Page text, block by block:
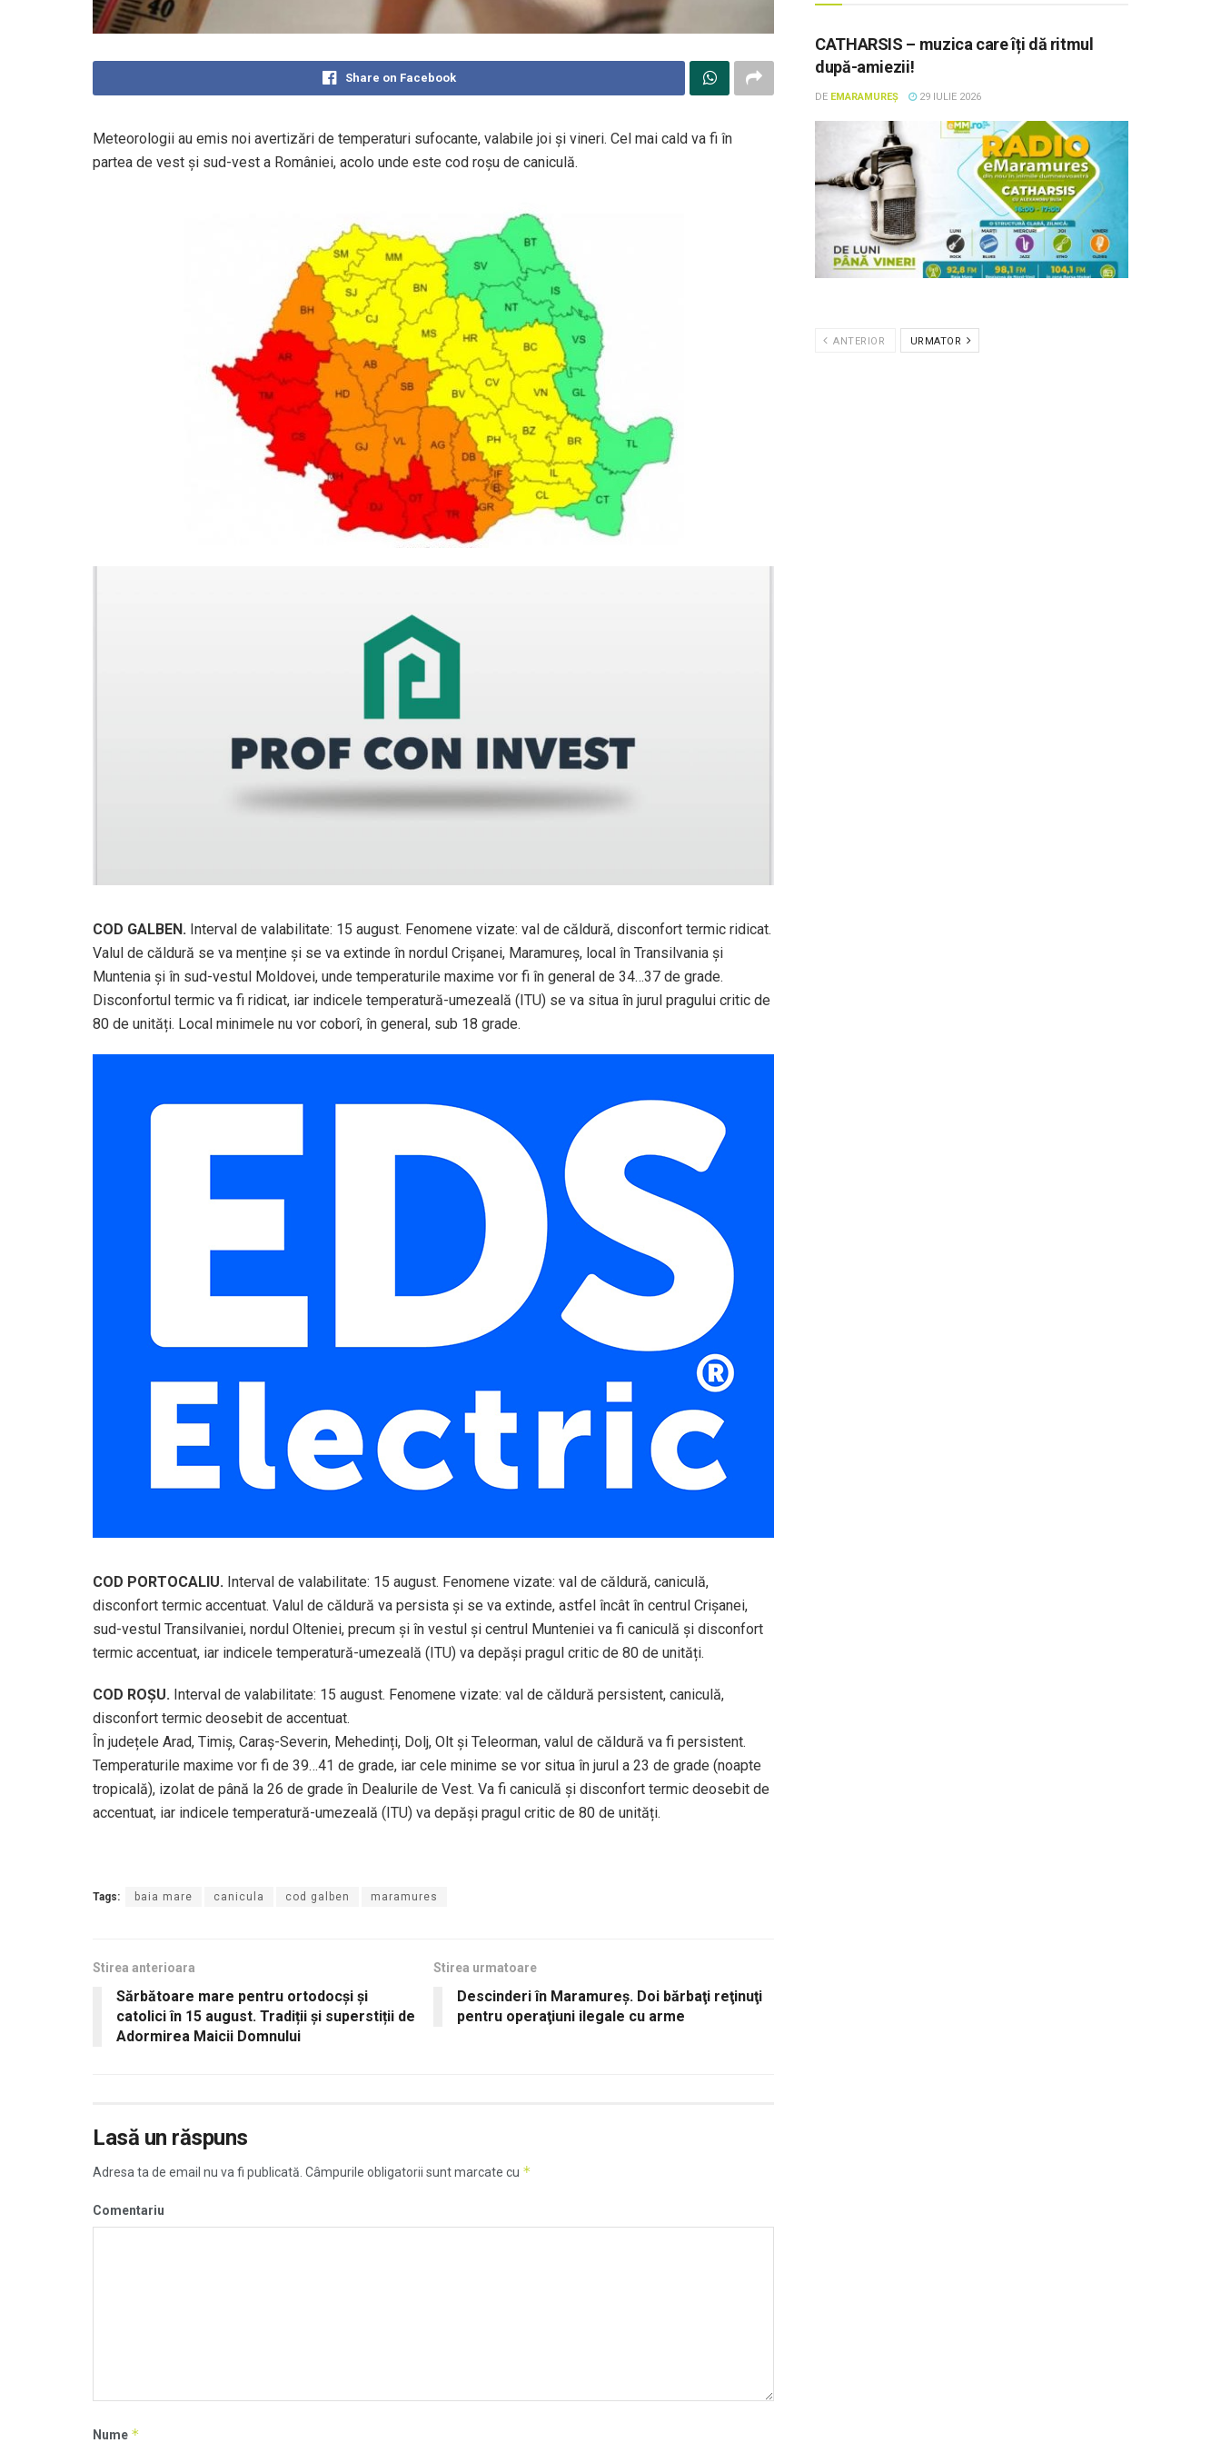
Share on Facebook
Meteorologii au emis noi avertizări de temperaturi sufocante, valabile joi și vineri. Cel mai cald va fi în
partea de vest și sud-vest a României, acolo unde este cod roșu de caniculă.
COD GALBEN. Interval de valabilitate: 15 august. Fenomene vizate: val de căldură, disconfort termic ridicat.
Valul de căldură se va menține și se va extinde în nordul Crișanei, Maramureș, local în Transilvania și
Muntenia și în sud-vestul Moldovei, unde temperaturile maxime vor fi în general de 34…37 de grade.
Disconfortul termic va fi ridicat, iar indicele temperatură-umezeală (ITU) se va situa în jurul pragului critic de
80 de unități. Local minimele nu vor coborî, în general, sub 18 grade.
COD PORTOCALIU. Interval de valabilitate: 15 august. Fenomene vizate: val de căldură, caniculă,
disconfort termic accentuat. Valul de căldură va persista și se va extinde, astfel încât în centrul Crișanei,
sud-vestul Transilvaniei, nordul Olteniei, precum și în vestul și centrul Munteniei va fi caniculă și disconfort
termic accentuat, iar indicele temperatură-umezeală (ITU) va depăși pragul critic de 80 de unități.
COD ROȘU. Interval de valabilitate: 15 august. Fenomene vizate: val de căldură persistent, caniculă,
disconfort termic deosebit de accentuat.
În județele Arad, Timiș, Caraș-Severin, Mehedinți, Dolj, Olt și Teleorman, valul de căldură va fi persistent.
Temperaturile maxime vor fi de 39…41 de grade, iar cele minime se vor situa în jurul a 23 de grade (noapte
tropicală), izolat de până la 26 de grade în Dealurile de Vest. Va fi caniculă și disconfort termic deosebit de
accentuat, iar indicele temperatură-umezeală (ITU) va depăși pragul critic de 80 de unități.
Tags: baia mare canicula cod galben maramures
Stirea anterioara
Sărbătoare mare pentru ortodocşi şi
catolici în 15 august. Tradiții și superstiții de
Adormirea Maicii Domnului
Stirea urmatoare
Descinderi în Maramureş. Doi bărbaţi reţinuţi
pentru operaţiuni ilegale cu arme
Lasă un răspuns
Adresa ta de email nu va fi publicată. Câmpurile obligatorii sunt marcate cu *
Comentariu
Nume *
CATHARSIS – muzica care îți dă ritmul
după-amiezii!
DE EMARAMUREȘ 29 IULIE 2026
ANTERIOR URMATOR